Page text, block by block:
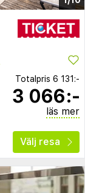
Totalpris 6 131:-
3 066:-
läs mer
Välj resa